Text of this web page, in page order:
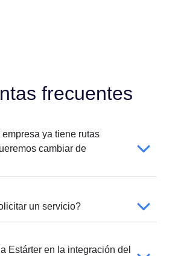
frecuentes
ya tiene rutas
cambiar de
un servicio?
Estárter en la integración del